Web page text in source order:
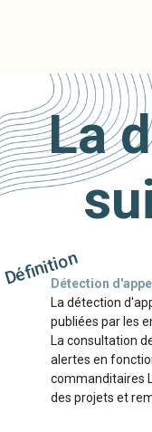
La
DéfinitionDétection
La détection
publiées par les
La consultation
alertes en
commanditaires
des projets et